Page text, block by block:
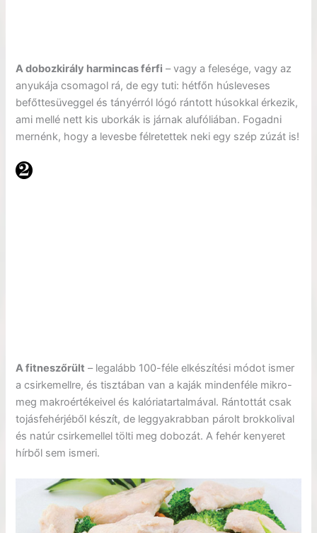
A dobozkirály harmincas férfi – vagy a felesége, vagy az
anyukája csomagol rá, de egy tuti: hétfőn húsleveses
befőttesüveggel és tányérról lógó rántott húsokkal érkezik,
ami mellé nett kis uborkák is járnak alufóliában. Fogadni
mernénk, hogy a levesbe félretettek neki egy szép zúzát is!
A fitneszőrült – legalább 100-féle elkészítési módot ismer
a csirkemellre, és tisztában van a kaják mindenféle mikro-
meg makroértékeivel és kalóriatartalmával. Rántottát csak
tojásfehérjéből készít, de leggyakrabban párolt brokkolival
és natúr csirkemellel tölti meg dobozát. A fehér kenyeret
hírből sem ismeri.